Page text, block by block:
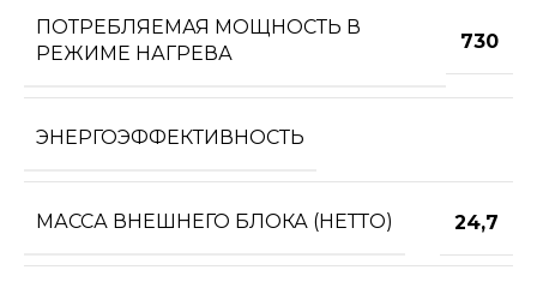
ПОТРЕБЛЯЕМАЯ МОЩНОСТЬ В
РЕЖИМЕ НАГРЕВА
730
ЭНЕРГОЭФФЕКТИВНОСТЬ
МАССА ВНЕШНЕГО БЛОКА (НЕТТО) 24,7